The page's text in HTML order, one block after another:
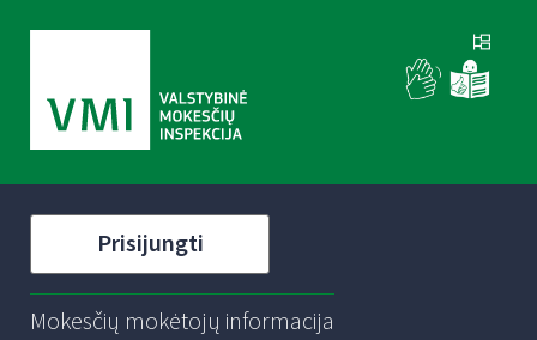
Prisijungti
Mokesčių mokėtojų informacija